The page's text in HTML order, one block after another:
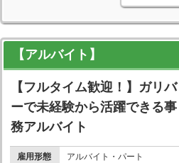
【アルバイト】
【フルタイム歓迎！】ガリバ
ーで未経験から活躍できる事
務アルバイト
雇用形態 アルバイト・パート